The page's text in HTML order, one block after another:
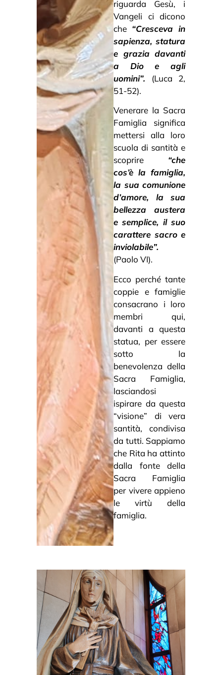
riguarda Gesù, i
Vangeli ci dicono
che “Cresceva in
sapienza, statura
e grazia davanti
a Dio e agli
uomini”. (Luca 2,
51-52).
Venerare la Sacra
Famiglia significa
mettersi alla loro
scuola di santità e
scoprire “che
cos’è la famiglia,
la sua comunione
d’amore, la sua
bellezza austera
e semplice, il suo
carattere sacro e
inviolabile”.
(Paolo VI).
Ecco perché tante
coppie e famiglie
consacrano i loro
membri qui,
davanti a questa
statua, per essere
sotto la
benevolenza della
Sacra Famiglia,
lasciandosi
ispirare da questa
“visione” di vera
santità, condivisa
da tutti. Sappiamo
che Rita ha attinto
dalla fonte della
Sacra Famiglia
per vivere appieno
le virtù della
famiglia.